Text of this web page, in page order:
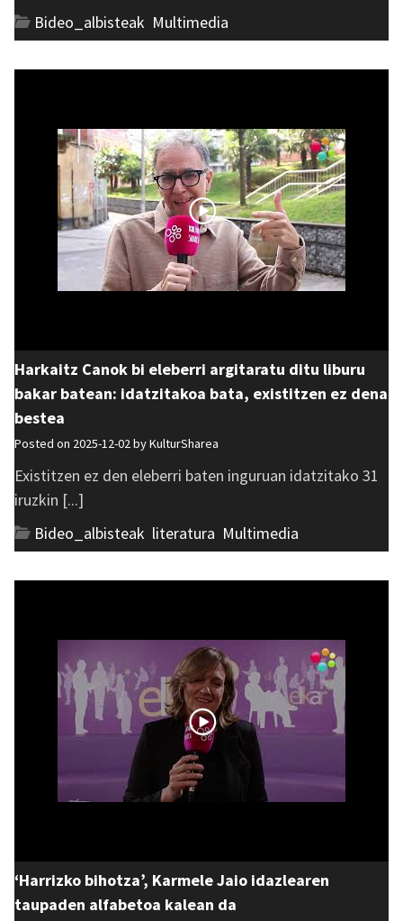
Bideo_albisteak Multimedia
Harkaitz Canok bi eleberri argitaratu ditu liburu
bakar batean: idatzitakoa bata, existitzen ez dena
bestea
Posted on 2025-12-02 byKulturSharea
Existitzen ez den eleberri baten inguruan idatzitako 31
iruzkin [...]
Bideo_albisteak literatura Multimedia
‘Harrizko bihotza’, Karmele Jaio idazlearen
taupaden alfabetoa kalean da